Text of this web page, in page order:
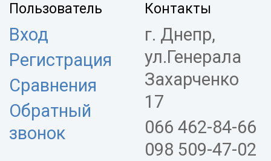
Пользователь
Вход
Регистрация
Сравнения
Обратный
звонок
Контакты
г. Днепр,
ул.Генерала
Захарченко
17
066 462-84-66
098 509-47-02